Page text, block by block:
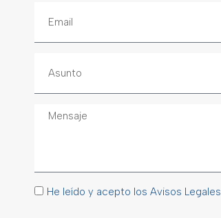
He leído y acepto los Avisos Legales